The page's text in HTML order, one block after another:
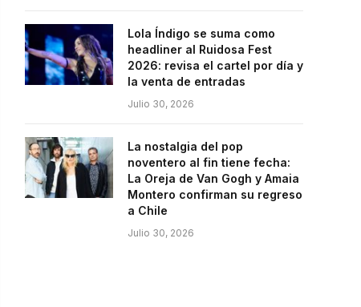
Lola Índigo se suma como
headliner al Ruidosa Fest
2026: revisa el cartel por día y
la venta de entradas
Julio 30, 2026
La nostalgia del pop
noventero al fin tiene fecha:
La Oreja de Van Gogh y Amaia
Montero confirman su regreso
a Chile
Julio 30, 2026